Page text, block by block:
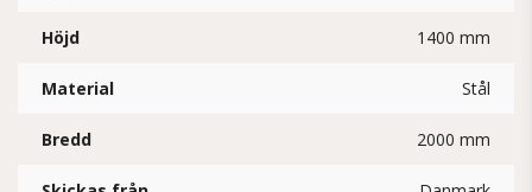
Höjd 1400 mm
Material Stål
Bredd 2000 mm